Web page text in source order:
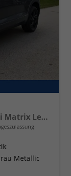
R-Line 2.0 TDI DSG Pano AHK Navi Matrix Leder
Metallic